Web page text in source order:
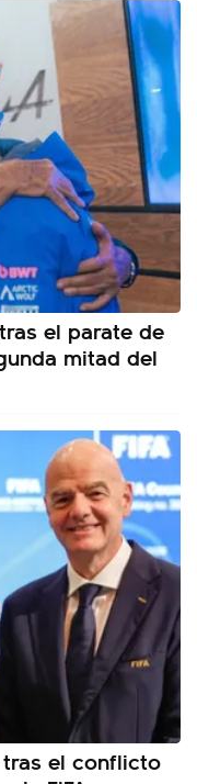
el parate de
mitad del
tras el conflicto